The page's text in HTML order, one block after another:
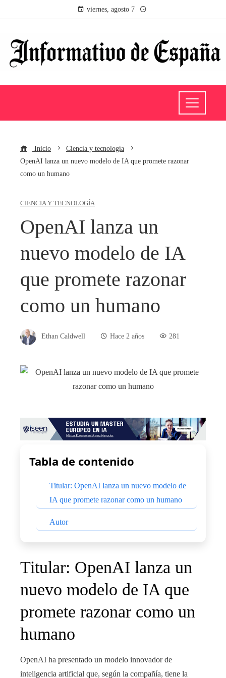
viernes, agosto 7
Inicio
Ciencia y tecnología
OpenAI lanza un nuevo modelo de IA que promete razonar
como un humano
CIENCIA Y TECNOLOGÍA
OpenAI lanza un
nuevo modelo de IA
que promete razonar
como un humano
Ethan Caldwell Hace 2 años 281
Tabla de contenido
Titular: OpenAI lanza un nuevo modelo de
IA que promete razonar como un humano
Autor
Titular: OpenAI lanza un
nuevo modelo de IA que
promete razonar como un
humano
OpenAI ha presentado un modelo innovador de
inteligencia artificial que, según la compañía, tiene la